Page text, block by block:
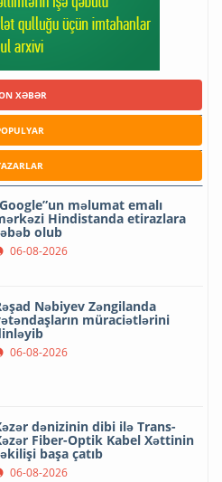
XƏBƏR
məlumat emalı
Hindistanda etirazlara
olub
06-08-2026
Nəbiyev Zəngilanda
müraciətlərini
06-08-2026
dənizinin dibi ilə Trans-
Fiber-Optik Kabel Xəttinin
başa çatıb
06-08-2026